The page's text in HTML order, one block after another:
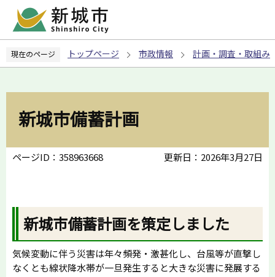
ペ
の
現在のページ トップページ 市政情報 計画・調査・取組み
新城市備蓄計画
ページID：358963668 更新日：2026年3月27日
新城市備蓄計画を策定しました
気候変動に伴う災害は年々頻発・激甚化し、台風等が直撃し
なくとも線状降水帯が一旦発生すると大きな災害に発展する